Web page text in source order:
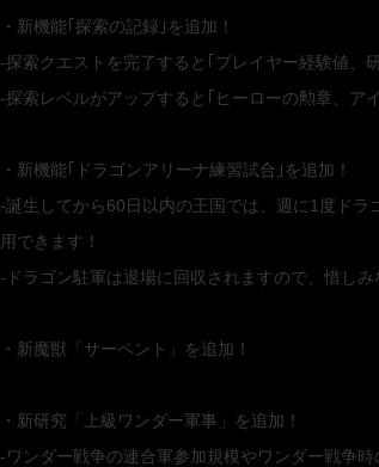
・新機能｢探索の記録｣を追加！
-探索クエストを完了すると｢プレイヤー経験値、
-探索レベルがアップすると｢ヒーローの勲章、ア
・新機能｢ドラゴンアリーナ練習試合｣を追加！
-誕生してから60日以内の王国では、週に1度ド
用できます！
-ドラゴン駐軍は退場に回収されますので、惜しみ
・新魔獣「サーペント」を追加！
・新研究「上級ワンダー軍事」を追加！
-ワンダー戦争の連合軍参加規模やワンダー戦争時